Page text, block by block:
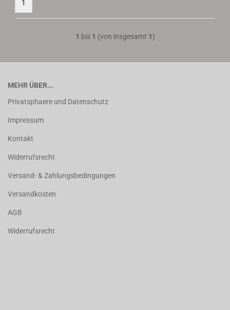
1
1 bis 1 (von insgesamt 1)
MEHR ÜBER...
Privatsphaere und Datenschutz
Impressum
Kontakt
Widerrufsrecht
Versand- & Zahlungsbedingungen
Versandkosten
AGB
Widerrufsrecht